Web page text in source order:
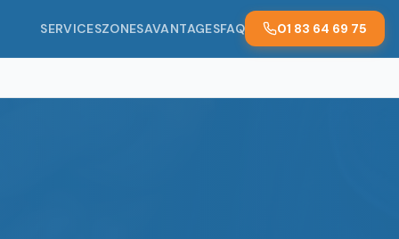
SERVICESZONESAVANTAGESFAQ 01 83 64 69 75